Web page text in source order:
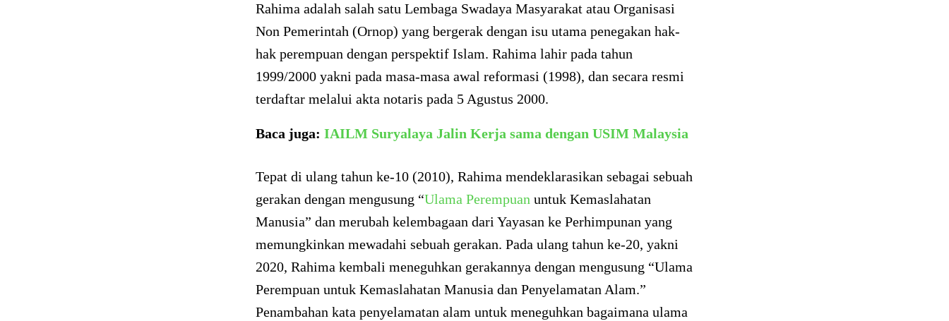
Rahima adalah salah satu Lembaga Swadaya Masyarakat atau Organisasi
Non Pemerintah (Ornop) yang bergerak dengan isu utama penegakan hak-
hak perempuan dengan perspektif Islam. Rahima lahir pada tahun
1999/2000 yakni pada masa-masa awal reformasi (1998), dan secara resmi
terdaftar melalui akta notaris pada 5 Agustus 2000.
Baca juga: IAILM Suryalaya Jalin Kerja sama dengan USIM Malaysia
Tepat di ulang tahun ke-10 (2010), Rahima mendeklarasikan sebagai sebuah
gerakan dengan mengusung “Ulama Perempuan untuk Kemaslahatan
Manusia” dan merubah kelembagaan dari Yayasan ke Perhimpunan yang
memungkinkan mewadahi sebuah gerakan. Pada ulang tahun ke-20, yakni
2020, Rahima kembali meneguhkan gerakannya dengan mengusung “Ulama
Perempuan untuk Kemaslahatan Manusia dan Penyelamatan Alam.”
Penambahan kata penyelamatan alam untuk meneguhkan bagaimana ulama